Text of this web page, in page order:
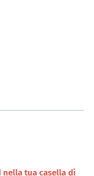
tua casella di